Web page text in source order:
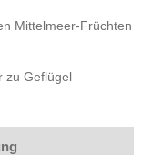
Mittelmeer-Früchten
zu Geflügel